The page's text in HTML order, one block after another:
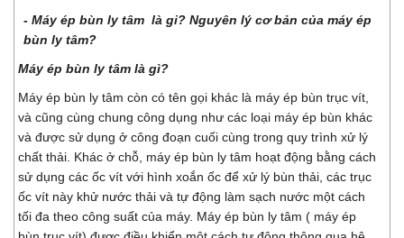
- Máy ép bùn ly tâm là gi? Nguyên lý cơ bản của máy ép
bùn ly tâm?
Máy ép bùn ly tâm là gì?
Máy ép bùn ly tâm còn có tên gọi khác là máy ép bùn trục vít,
và cũng cùng chung công dụng như các loại máy ép bùn khác
và được sử dụng ở công đoạn cuối cùng trong quy trình xử lý
chất thải. Khác ở chỗ, máy ép bùn ly tâm hoạt động bằng cách
sử dụng các ốc vít với hình xoắn ốc để xử lý bùn thải, các trục
ốc vít này khử nước thải và tự động làm sạch nước một cách
tối đa theo công suất của máy. Máy ép bùn ly tâm ( máy ép